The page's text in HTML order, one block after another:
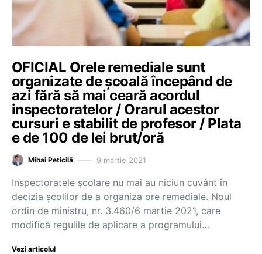
OFICIAL Orele remediale sunt
organizate de școală începând de
azi fără să mai ceară acordul
inspectoratelor / Orarul acestor
cursuri e stabilit de profesor / Plata
e de 100 de lei brut/oră
Mihai Peticilă 9 martie 2021
Inspectoratele școlare nu mai au niciun cuvânt în
decizia școlilor de a organiza ore remediale. Noul
ordin de ministru, nr. 3.460/6 martie 2021, care
modifică regulile de aplicare a programului…
Vezi articolul